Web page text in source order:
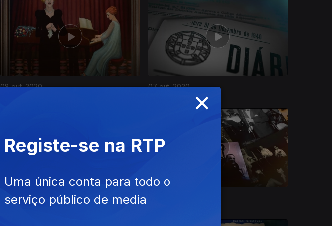
08 out. 2020 07 out. 2020
04 out. 2020
×
Registe-se na RTP
Uma única conta para todo o
serviço público de media